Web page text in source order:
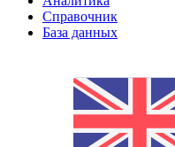
Справочник
База данных